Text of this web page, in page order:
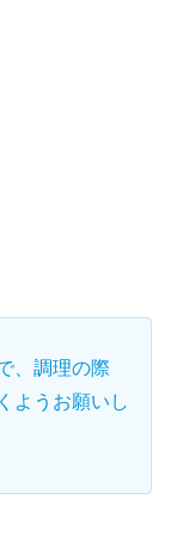
、調理の際
ようお願いし